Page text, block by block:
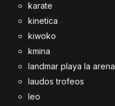
karate
kinetica
kiwoko
kmina
landmar playa la arena
laudos trofeos
leo